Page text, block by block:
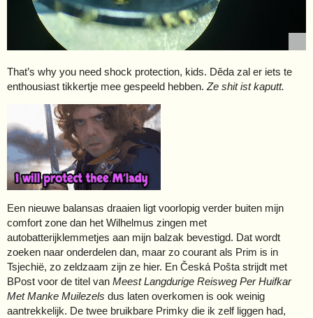
That’s why you need shock protection, kids. Děda zal er iets te
enthousiast tikkertje mee gespeeld hebben. Ze shit ist kaputt.
Een nieuwe balansas draaien ligt voorlopig verder buiten mijn
comfort zone dan het Wilhelmus zingen met
autobatterijklemmetjes aan mijn balzak bevestigd. Dat wordt
zoeken naar onderdelen dan, maar zo courant als Prim is in
Tsjechië, zo zeldzaam zijn ze hier. En Česká Pošta strijdt met
BPost voor de titel van Meest Langdurige Reisweg Per Huifkar
Met Manke Muilezels dus laten overkomen is ook weinig
aantrekkelijk. De twee bruikbare Primky die ik zelf liggen had,